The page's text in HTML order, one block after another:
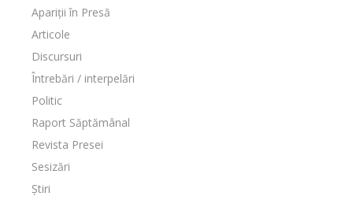
Apariții în Presă
Articole
Discursuri
Întrebări / interpelări
Politic
Raport Săptămânal
Revista Presei
Sesizări
Știri